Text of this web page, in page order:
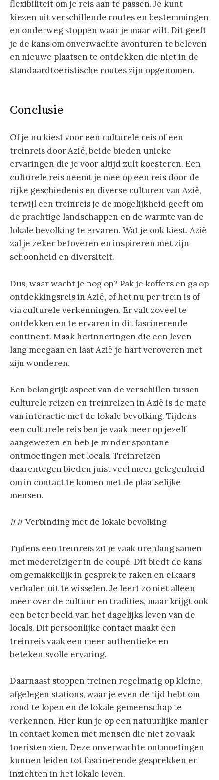
flexibiliteit om je reis aan te passen. Je kunt
kiezen uit verschillende routes en bestemmingen
en onderweg stoppen waar je maar wilt. Dit geeft
je de kans om onverwachte avonturen te beleven
en nieuwe plaatsen te ontdekken die niet in de
standaardtoeristische routes zijn opgenomen.
Conclusie
Of je nu kiest voor een culturele reis of een
treinreis door Azië, beide bieden unieke
ervaringen die je voor altijd zult koesteren. Een
culturele reis neemt je mee op een reis door de
rijke geschiedenis en diverse culturen van Azië,
terwijl een treinreis je de mogelijkheid geeft om
de prachtige landschappen en de warmte van de
lokale bevolking te ervaren. Wat je ook kiest, Azië
zal je zeker betoveren en inspireren met zijn
schoonheid en diversiteit.
Dus, waar wacht je nog op? Pak je koffers en ga op
ontdekkingsreis in Azië, of het nu per trein is of
via culturele verkenningen. Er valt zoveel te
ontdekken en te ervaren in dit fascinerende
continent. Maak herinneringen die een leven
lang meegaan en laat Azië je hart veroveren met
zijn wonderen.
Een belangrijk aspect van de verschillen tussen
culturele reizen en treinreizen in Azië is de mate
van interactie met de lokale bevolking. Tijdens
een culturele reis ben je vaak meer op jezelf
aangewezen en heb je minder spontane
ontmoetingen met locals. Treinreizen
daarentegen bieden juist veel meer gelegenheid
om in contact te komen met de plaatselijke
mensen.
## Verbinding met de lokale bevolking
Tijdens een treinreis zit je vaak urenlang samen
met medereiziger in de coupé. Dit biedt de kans
om gemakkelijk in gesprek te raken en elkaars
verhalen uit te wisselen. Je leert zo niet alleen
meer over de cultuur en tradities, maar krijgt ook
een beter beeld van het dagelijks leven van de
locals. Dit persoonlijke contact maakt een
treinreis vaak een meer authentieke en
betekenisvolle ervaring.
Daarnaast stoppen treinen regelmatig op kleine,
afgelegen stations, waar je even de tijd hebt om
rond te lopen en de lokale gemeenschap te
verkennen. Hier kun je op een natuurlijke manier
in contact komen met mensen die niet zo vaak
toeristen zien. Deze onverwachte ontmoetingen
kunnen leiden tot fascinerende gesprekken en
inzichten in het lokale leven.